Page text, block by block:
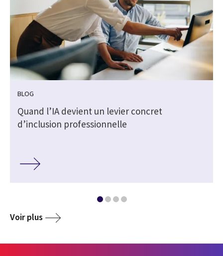
BLOG
Quand l’IA devient un levier concret
d’inclusion professionnelle
Voir plus